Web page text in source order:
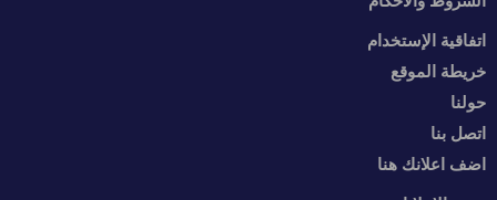
اتفاقية الإستخدام
خريطة الموقع
حولنا
اتصل بنا
اضف اعلانك هنا